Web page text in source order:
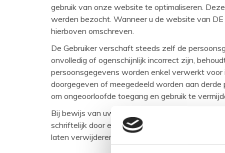
gebruik van onze website te optimaliseren.
werden bezocht. Wanneer u de website van
hierboven omschreven.
De Gebruiker verschaft steeds zelf de
onvolledig of ogenschijnlijk incorrect zijn,
persoonsgegevens worden enkel verwerkt
doorgegeven of meegedeeld worden aan
om ongeoorloofde toegang en gebruik te
Bij bewijs van uw identiteit als gebruiker,
schriftelijk door een gedateerde en
laten verwijderen indien deze niet meer nodig